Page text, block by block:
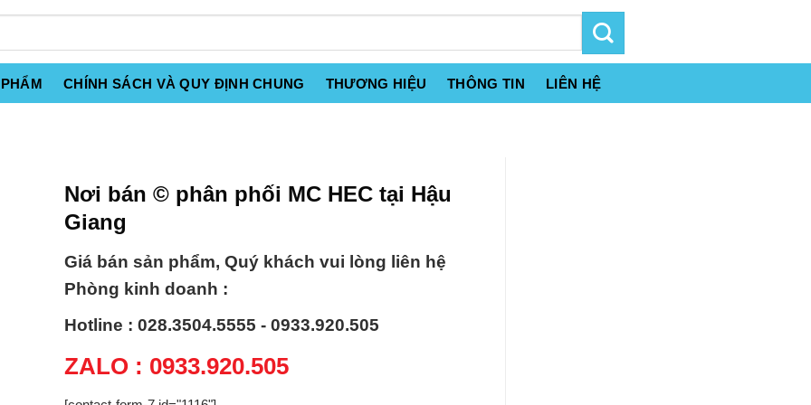
CHÍNH SÁCH VÀ QUY ĐỊNH CHUNG THƯƠNG HIỆU THÔNG TIN LIÊN HỆ
Nơi bán © phân phối MC HEC tại Hậu
Giang
Giá bán sản phẩm, Quý khách vui lòng liên hệ
Phòng kinh doanh :
Hotline : 028.3504.5555 - 0933.920.505
ZALO : 0933.920.505